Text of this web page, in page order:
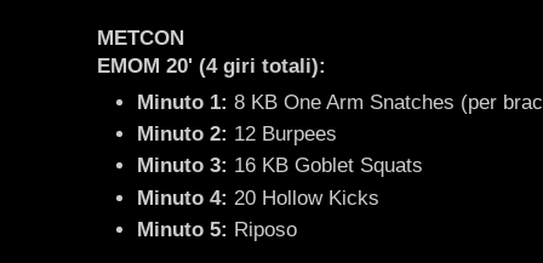
METCON
EMOM 20' (4 giri totali):
Minuto 1: 8 KB One Arm Snatches (per
Minuto 2: 12 Burpees
Minuto 3: 16 KB Goblet Squats
Minuto 4: 20 Hollow Kicks
Minuto 5: Riposo